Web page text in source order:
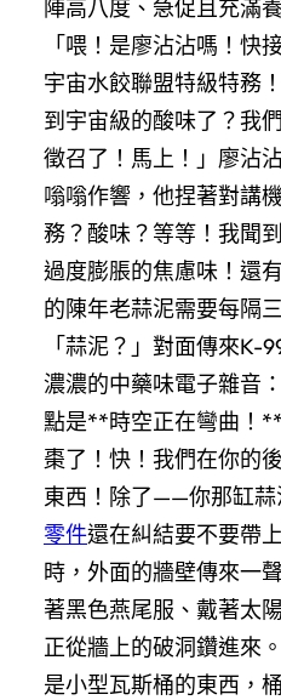
陣高八度、急促且充滿
「喂！是廖沾沾嗎！快
宇宙水餃聯盟特級特務
到宇宙級的酸味了？我
徵召了！馬上！」廖沾
嗡嗡作響，他捏著對講
務？酸味？等等！我聞
過度膨脹的焦慮味！還
的陳年老蒜泥需要每隔
「蒜泥？」對面傳來K-
濃濃的中藥味電子雜音
點是**時空正在彎曲！
棗了！快！我們在你的
東西！除了——你那缸蒜
零件還在糾結要不要帶
時，外面的牆壁傳來一
著黑色燕尾服、戴著太
正從牆上的破洞鑽進來
是小型瓦斯桶的東西，